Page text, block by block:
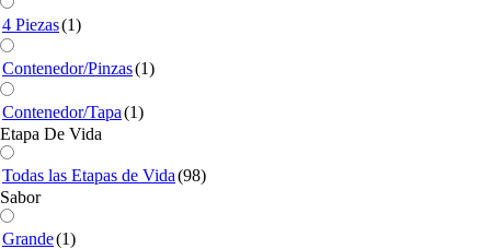
4 Piezas(1)
Contenedor/Pinzas(1)
Contenedor/Tapa(1)
Etapa De Vida
Todas las Etapas de Vida(98)
Sabor
Grande(1)